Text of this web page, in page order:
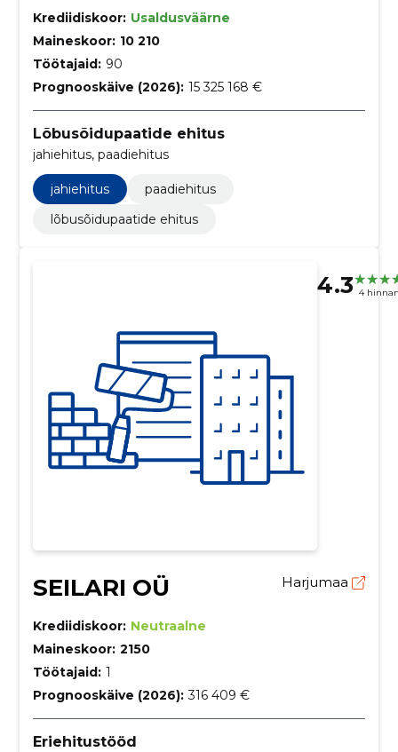
Krediidiskoor: Usaldusväärne
Maineskoor: 10 210
Töötajaid: 90
Prognooskäive (2026): 15 325 168 €
Lõbusõidupaatide ehitus
jahiehitus, paadiehitus
jahiehitus
paadiehitus
lõbusõidupaatide ehitus
4.3 4
SEILARI OÜ Harjumaa
Krediidiskoor: Neutraalne
Maineskoor: 2150
Töötajaid: 1
Prognooskäive (2026): 316 409 €
Eriehitustööd